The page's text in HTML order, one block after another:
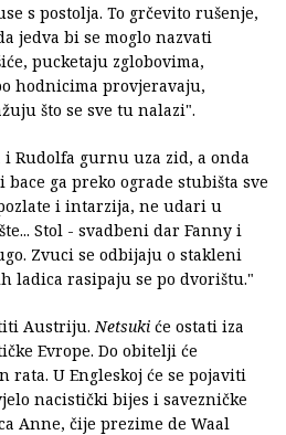
s postolja. To grčevito rušenje,
jedva bi se moglo nazvati
pucketaju zglobovima,
hodnicima provjeravaju,
što se sve tu nalazi".
i Rudolfa gurnu uza zid, a onda
ga preko ograde stubišta sve
i intarzija, ne udari u
Stol - svadbeni dar Fanny i
Zvuci se odbijaju o stakleni
ladica rasipaju se po dvorištu."
Austriju. Netsuki će ostati iza
Evrope. Do obitelji će
rata. U Engleskoj će se pojaviti
nacistički bijes i savezničke
Anne, čije prezime de Waal